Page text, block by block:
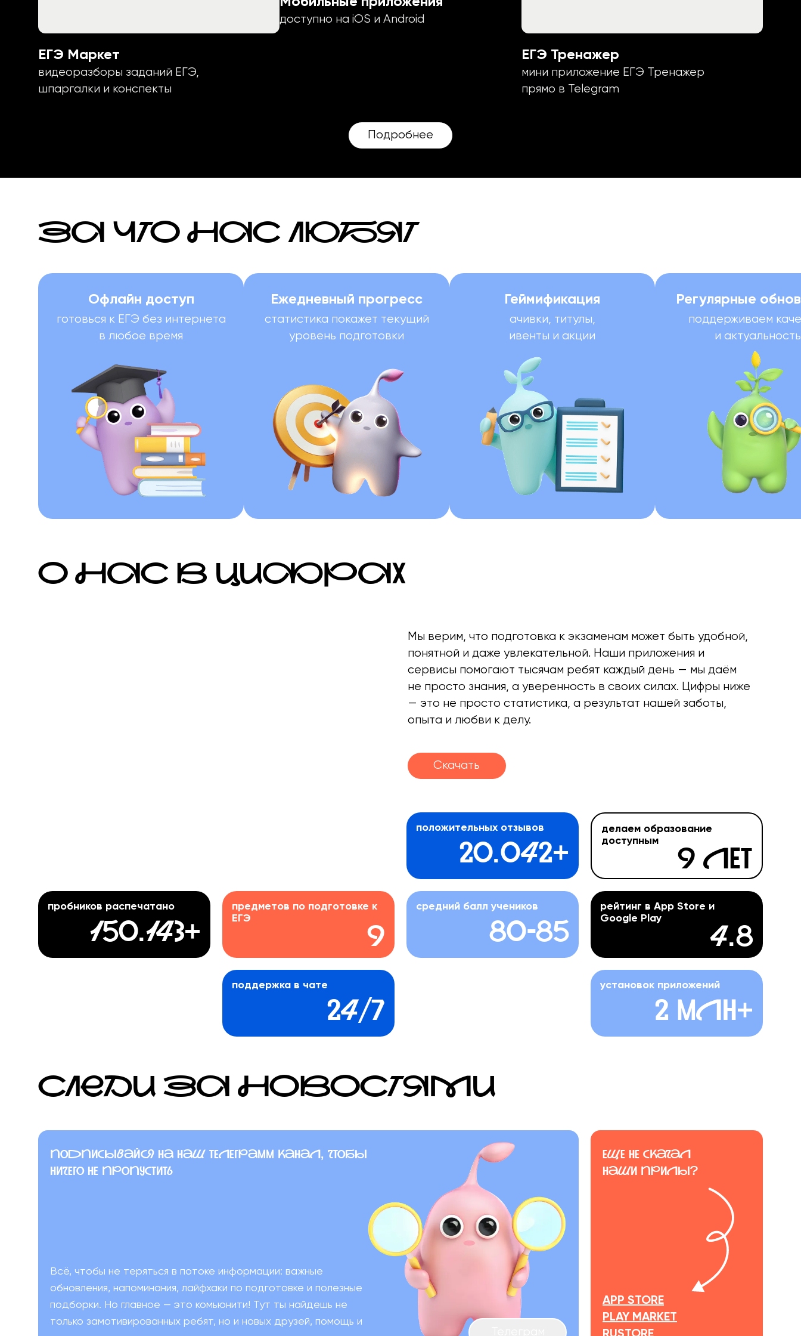
ЕГЭ Маркет
видеоразборы заданий ЕГЭ,
шпаргалки и конспекты
доступно на iOS и Android
ЕГЭ Тренажер
мини приложение ЕГЭ Тренажер
прямо в Telegram
Подробнее
ЗА ЧТО НАС ЛЮБЯТ
Офлайн доступ
готовься к ЕГЭ без интернета
в любое время
Ежедневный прогресс
статистика покажет текущий
уровень подготовки
Геймификация
ачивки, титулы,
ивенты и акции
Регулярные
поддерживаем
и актуальность
О НАС В ЦИФРАХ
Мы верим, что подготовка к экзаменам может быть удобной,
понятной и даже увлекательной. Наши приложения и
сервисы помогают тысячам ребят каждый день — мы даём
не просто знания, а уверенность в своих силах. Цифры ниже
— это не просто статистика, а результат нашей заботы,
опыта и любви к делу.
Скачать
положительных отзывов
20.042+
делаем образование
доступным
9 лет
пробников распечатано
150.143+
предметов по подготовке к
ЕГЭ
9
средний балл учеников
80-85
рейтинг в App Store и
Google Play
4.8
поддержка в чате
24/7
установок приложений
2 млн+
СЛЕДИ ЗА НОВОСТЯМИ
подписывайся на наш телеграмм канал, чтобы
ничего не пропустить
Всё, чтобы не теряться в потоке информации: важные
обновления, напоминания, лайфхаки по подготовке и полезные
подборки. Но главное — это комьюнити! Тут ты найдешь не
только замотивированных ребят, но и новых друзей, помощь и
еще не скачал
наши прилы?
APP STORE
PLAY MARKET